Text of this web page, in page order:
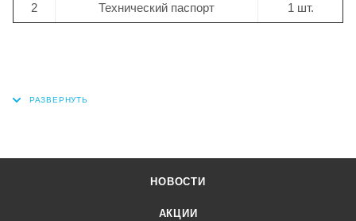
2 Технический паспорт 1 шт.
НОВОСТИ
АКЦИИ